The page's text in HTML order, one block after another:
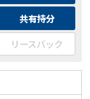
共有持分
リースバック